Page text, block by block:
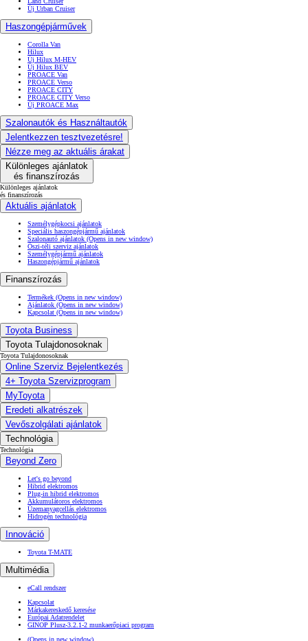
Új Urban Cruiser
Haszongépjárművek
Corolla Van
Hilux
Új Hilux M-HEV
Új Hilux BEV
PROACE Van
PROACE Verso
PROACE CITY
PROACE CITY Verso
Új PROACE Max
Szalonautók és Használtautók
Jelentkezzen tesztvezetésre!
Nézze meg az aktuális árakat
Különleges ajánlatok
és finanszírozás
Különleges ajánlatok
és finanszírozás
Aktuális ajánlatok
Személygépkocsi ajánlatok
Speciális haszongépjármű ajánlatok
Szalonautó ajánlatok (Opens in new window)
Őszi-téli szerviz ajánlatok
Személygépjármű ajánlatok
Haszongépjármű ajánlatok
Finanszírozás
Termékek (Opens in new window)
Ajánlatok (Opens in new window)
Kapcsolat (Opens in new window)
Toyota Business
Toyota Tulajdonosoknak
Toyota Tulajdonosoknak
Online Szerviz Bejelentkezés
4+ Toyota Szervizprogram
MyToyota
Eredeti alkatrészek
Vevőszolgálati ajánlatok
Technológia
Technológia
Beyond Zero
Let's go beyond
Hibrid elektromos
Plug-in hibrid elektromos
Akkumulátoros elektromos
Üzemanyagcellás elektromos
Hidrogén technológia
Innováció
Toyota T-MATE
Multimédia
eCall rendszer
Kapcsolat
Márkakereskedő keresése
Európai Adatrendelet
GINOP Plusz-3.2.1-2 munkaerőpiaci program
(Opens in new window)